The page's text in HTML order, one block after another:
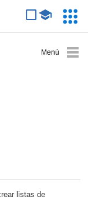
listas de